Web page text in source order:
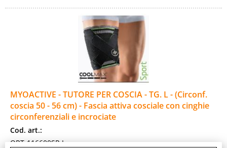
MYOACTIVE - TUTORE PER COSCIA - TG. L - (Circonf.
coscia 50 - 56 cm) - Fascia attiva cosciale con cinghie
circonferenziali e incrociate
Cod. art.:
ORT-116600SP-L